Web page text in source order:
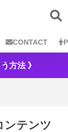
CONTACT
方法 》
ンテンツ